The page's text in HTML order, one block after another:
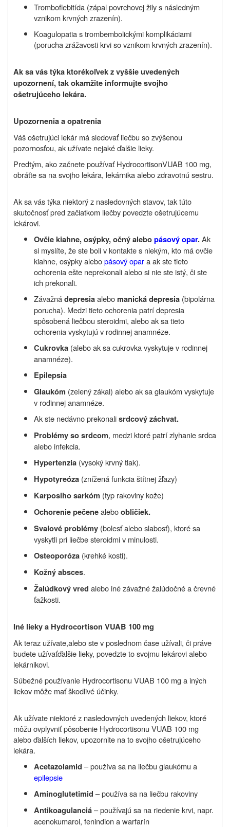
Tromboflebitída (zápal povrchovej žily s následným
vznikom krvných zrazenín).
Koagulopatia s trombembolickými komplikáciami
(porucha zrážavosti krvi so vznikom krvných zrazenín).
Ak sa vás týka ktorékoľvek z vyššie uvedených
upozornení, tak okamžite informujte svojho
ošetrujúceho lekára.
Upozornenia a opatrenia
Váš ošetrujúci lekár má sledovať liečbu so zvýšenou
pozornosťou, ak užívate nejaké ďalšie lieky.
Predtým, ako začnete používať HydrocortisonVUAB 100 mg,
obráťte sa na svojho lekára, lekárnika alebo zdravotnú sestru.
Ak sa vás týka niektorý z nasledovných stavov, tak túto
skutočnosť pred začiatkom liečby povedzte ošetrujúcemu
lekárovi.
Ovčie kiahne, osýpky, očný alebopásový opar.Ak
si myslíte, že ste boli v kontakte s niekým, kto má ovčie
kiahne, osýpky alebopásový opara ak ste tieto
ochorenia ešte neprekonali alebo si nie ste istý, či ste
ich prekonali.
Závažnádepresiaalebomanická depresia (bipolárna
porucha). Medzi tieto ochorenia patrí depresia
spôsobená liečbou steroidmi, alebo ak sa tieto
ochorenia vyskytujú v rodinnej anamnéze.
Cukrovka (alebo ak sa cukrovka vyskytuje v rodinnej
anamnéze).
Epilepsia
Glaukóm (zelený zákal) alebo ak sa glaukóm vyskytuje
v rodinnej anamnéze.
Ak ste nedávno prekonalisrdcový záchvat.
Problémy so srdcom, medzi ktoré patrí zlyhanie srdca
alebo infekcia.
Hypertenzia (vysoký krvný tlak).
Hypotyreóza (znížená funkcia štítnej žľazy)
Karposiho sarkóm (typ rakoviny kože)
Ochorenie pečenealeboobličiek.
Svalové problémy (bolesť alebo slabosť), ktoré sa
vyskytli pri liečbe steroidmi v minulosti.
Osteoporóza (krehké kosti).
Kožný absces.
Žalúdkový vred alebo iné závažné žalúdočné a črevné
ťažkosti.
Iné lieky a Hydrocortison VUAB 100 mg
Ak teraz užívate,alebo ste v poslednom čase užívali, či práve
budete užívaťďalšie lieky, povedzte to svojmu lekárovi alebo
lekárnikovi.
Súbežné používanie Hydrocortisonu VUAB 100 mg a iných
liekov môže mať škodlivé účinky.
Ak užívate niektoré z nasledovných uvedených liekov, ktoré
môžu ovplyvniť pôsobenie Hydrocortisonu VUAB 100 mg
alebo ďalších liekov, upozornite na to svojho ošetrujúceho
lekára.
Acetazolamid – používa sa na liečbu glaukómu a
epilepsie
Aminoglutetimid –používa sa na liečbu rakoviny
Antikoagulanciá– používajú sa na riedenie krvi, napr.
acenokumarol, fenindion a warfarín